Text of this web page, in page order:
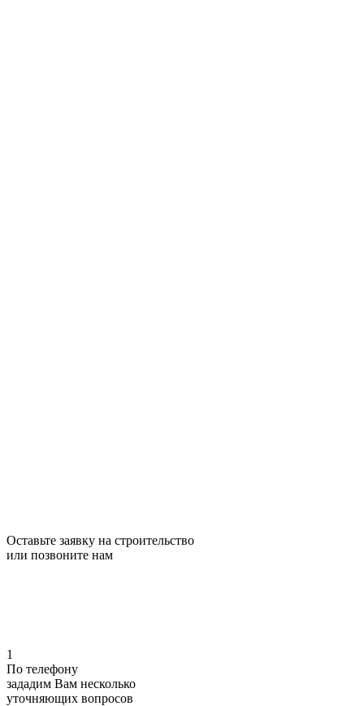
Оставьте заявку на строительство
или позвоните нам
1
По телефону
зададим Вам несколько
уточняющих вопросов